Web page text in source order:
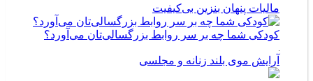
مالیات پنهان بنزین بی‌کیفیت
کودکی شما چه بر سر روابط بزرگسالی‌تان می‌آورد؟
آرایش موی بلند زنانه و مجلسی